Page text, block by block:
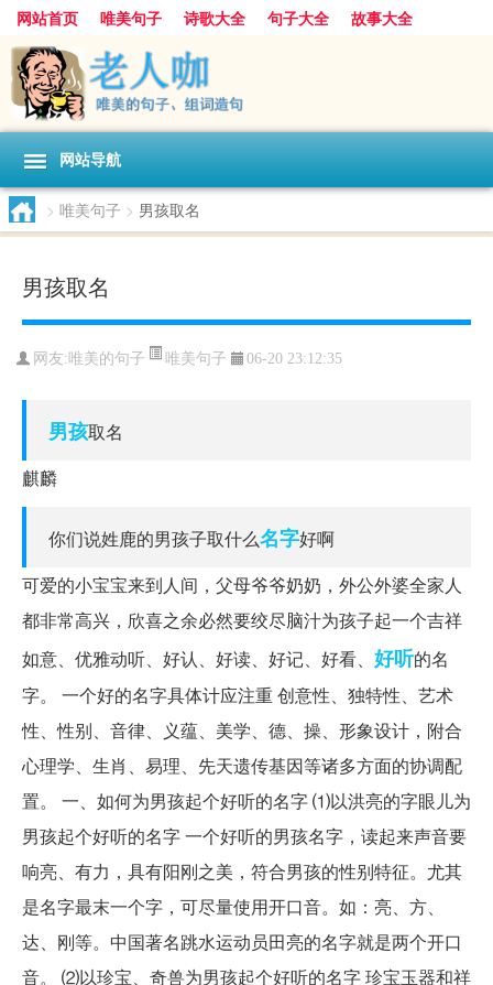
网站首页 唯美句子 诗歌大全 句子大全
故事大全
人生感悟
其他美文 美文欣赏
感人故事
句子分类
网站导航
> 唯美句子 > 男孩取名
男孩取名
网友: 唯美的句子 唯美句子 06-20 23:12:35
男孩取名
麒麟
你们说姓鹿的男孩子取什么名字好啊
可爱的小宝宝来到人间，父母爷爷奶奶，外公外婆全家人
都非常高兴，欣喜之余必然要绞尽脑汁为孩子起一个吉祥
如意、优雅动听、好认、好读、好记、好看、 好听的名
字。 一个好的名字具体计应注重 创意性、独特性、艺术
性、性别、音律、义蕴、美学、德、操、形象设计，附合
心理学、生肖、易理、先天遗传基因等诸多方面的协调配
置。 一、如何为男孩起个好听的名字 ⑴以洪亮的字眼儿为
男孩起个好听的名字 一个好听的男孩名字，读起来声音要
响亮、有力，具有阳刚之美，符合男孩的性别特征。尤其
是名字最末一个字，可尽量使用开口音。如：亮、方、
达、刚等。中国著名跳水运动员田亮的名字就是两个开口
音。 ⑵以珍宝、奇兽为男孩起个好听的名字 珍宝玉器和祥